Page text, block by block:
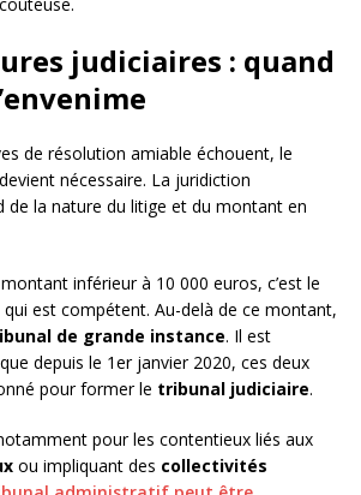
judiciaires : quand
de résolution amiable échouent, le
nécessaire. La juridiction
de la nature du litige et du montant en
inférieur à 10 000 euros, c’est le
qui est compétent. Au-delà de ce montant,
de grande instance. Il est
depuis le 1er janvier 2020, ces deux
pour former le tribunal judiciaire.
pour les contentieux liés aux
ou impliquant des collectivités